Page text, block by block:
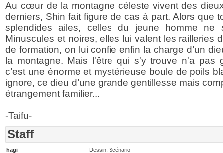
Au cœur de la montagne céleste vivent des
derniers, Shin fait figure de cas à part. Alors que
splendides ailes, celles du jeune homme ne
Minuscules et noires, elles lui valent les railleries
de formation, on lui confie enfin la charge d’un
la montagne. Mais l'être qui s'y trouve n'a pas
c’est une énorme et mystérieuse boule de poils
ignore, ce dieu d’une grande gentillesse mais
étrangement familier...
-Taifu-
Staff
hagi Dessin, Scénario